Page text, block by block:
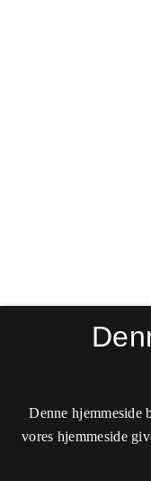
Denne hjemmeside
vores hjemmeside